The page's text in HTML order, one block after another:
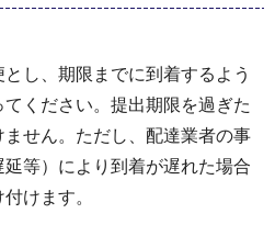
し、期限までに到着するよう
ください。提出期限を過ぎた
せん。ただし、配達業者の事
等）により到着が遅れた場合
けます。